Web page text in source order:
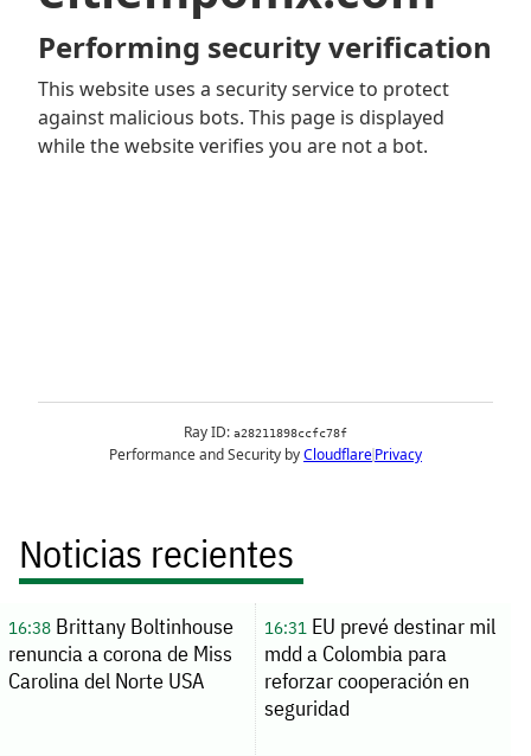
Noticias recientes
16:38Brittany Boltinhouse
renuncia a corona de Miss
Carolina del Norte USA
16:31EU prevé destinar mil
mdd a Colombia para
reforzar cooperación en
seguridad